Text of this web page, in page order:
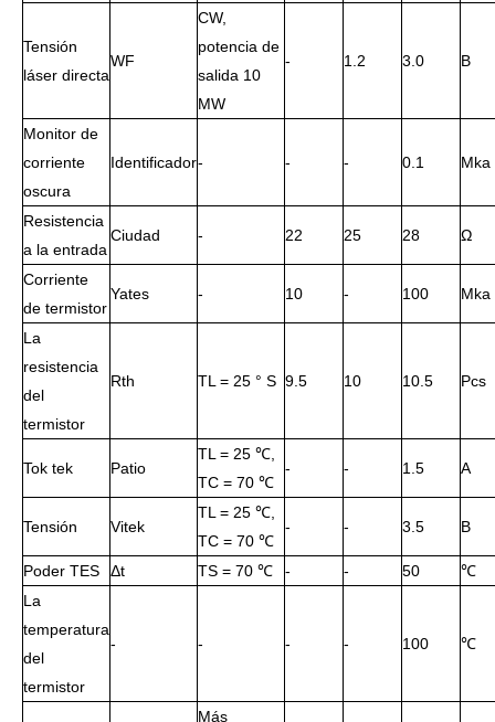
Tensión
láser directa
WF
CW,
potencia de
salida 10
MW
- 1.2 3.0 В
Monitor de
corriente
oscura
Identificador- - - 0.1 Mka
Resistencia
a la entrada
Ciudad - 22 25 28 Ω
Corriente
de termistor
Yates - 10 - 100 Mka
La
resistencia
del
termistor
Rth TL = 25 ° S 9.5 10 10.5 Pcs
Tok tek Patio
TL = 25 ℃,
TC = 70 ℃
- - 1.5 А
Tensión Vitek
TL = 25 ℃,
TC = 70 ℃
- - 3.5 В
Poder TES Δt TS = 70 ℃ - - 50
℃
La
temperatura
del
termistor
- - - - 100 ℃
Más